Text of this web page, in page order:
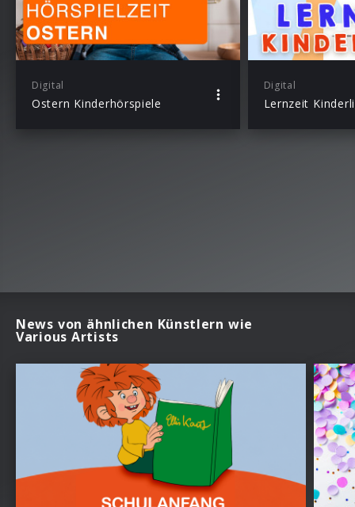
Digital
Ostern Kinderhörspiele
Digital
Lernzeit
News von ähnlichen Künstlern wie
Various Artists